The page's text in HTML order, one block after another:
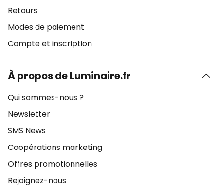
Retours
Modes de paiement
Compte et inscription
À propos de Luminaire.fr
Qui sommes-nous ?
Newsletter
SMS News
Coopérations marketing
Offres promotionnelles
Rejoignez-nous